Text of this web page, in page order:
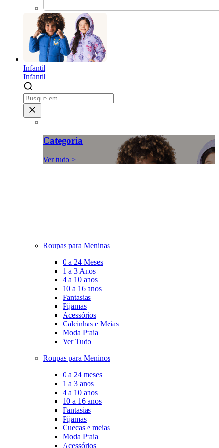
Infantil
Infantil
Categoria
Ver tudo >
Roupas para Meninas
0 a 24 Meses
1 a 3 Anos
4 a 10 anos
10 a 16 anos
Fantasias
Pijamas
Acessórios
Calcinhas e Meias
Moda Praia
Ver Tudo
Roupas para Meninos
0 a 24 meses
1 a 3 anos
4 a 10 anos
10 a 16 anos
Fantasias
Pijamas
Cuecas e meias
Moda Praia
Acessórios